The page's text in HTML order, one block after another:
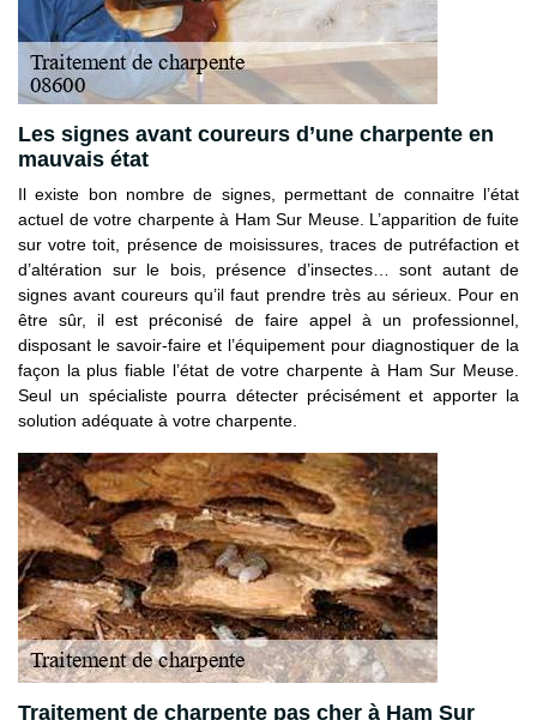
Les signes avant coureurs d’une charpente en
mauvais état
Il existe bon nombre de signes, permettant de connaitre l’état
actuel de votre charpente à Ham Sur Meuse. L’apparition de fuite
sur votre toit, présence de moisissures, traces de putréfaction et
d’altération sur le bois, présence d’insectes… sont autant de
signes avant coureurs qu’il faut prendre très au sérieux. Pour en
être sûr, il est préconisé de faire appel à un professionnel,
disposant le savoir-faire et l’équipement pour diagnostiquer de la
façon la plus fiable l’état de votre charpente à Ham Sur Meuse.
Seul un spécialiste pourra détecter précisément et apporter la
solution adéquate à votre charpente.
Traitement de charpente pas cher à Ham Sur